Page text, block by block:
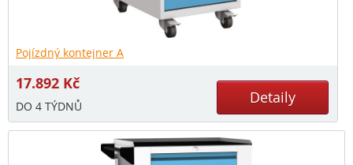
Pojízdný kontejner A
17.892 Kč
DO 4 TÝDNŮ Detaily